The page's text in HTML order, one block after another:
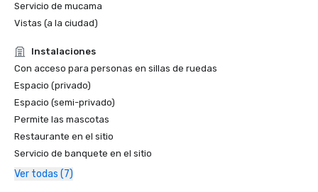
Servicio de mucama
Vistas (a la ciudad)
Instalaciones
Con acceso para personas en sillas de ruedas
Espacio (privado)
Espacio (semi-privado)
Permite las mascotas
Restaurante en el sitio
Servicio de banquete en el sitio
Ver todas (7)